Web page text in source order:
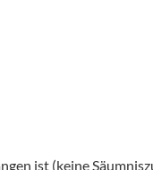
ist (keine